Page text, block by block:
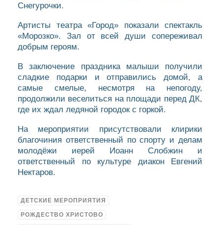
Снегурочки.
Артисты театра «Город» показали спектакль
«Морозко». Зал от всей души сопереживал
добрым героям.
В заключение праздника малыши получили
сладкие подарки и отправились домой, а
самые смелые, несмотря на непогоду,
продолжили веселиться на площади перед ДК,
где их ждал ледяной городок с горкой.
На мероприятии присутствовали клирики
благочиния ответственный по спорту и делам
молодёжи иерей Иоанн Слобжин и
ответственный по культуре диакон Евгений
Нектаров.
ДЕТСКИЕ МЕРОПРИЯТИЯ
РОЖДЕСТВО ХРИСТОВО